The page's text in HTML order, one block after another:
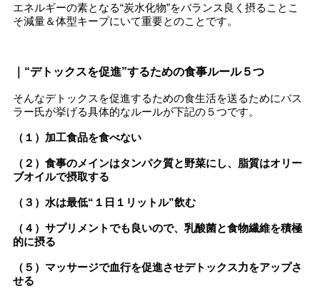
エネルギーの素となる“炭水化物”をバランス良く摂ることこ
そ減量＆体型キープにいて重要とのことです。
｜“デトックスを促進”するための食事ルール５つ
そんなデトックスを促進するための食生活を送るためにバス
ラー氏が挙げる具体的なルールが下記の５つです。
（１）加工食品を食べない
（２）食事のメインはタンパク質と野菜にし、脂質はオリー
ブオイルで摂取する
（３）水は最低“１日１リットル”飲む
（４）サプリメントでも良いので、乳酸菌と食物繊維を積極
的に摂る
（５）マッサージで血行を促進させデトックス力をアップさ
せる